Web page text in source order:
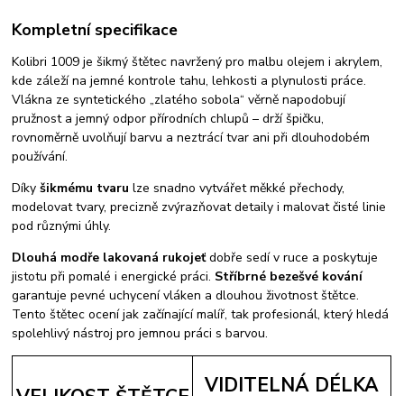
Kompletní specifikace
Kolibri 1009 je šikmý štětec navržený pro malbu olejem i akrylem,
kde záleží na jemné kontrole tahu, lehkosti a plynulosti práce.
Vlákna ze syntetického „zlatého sobola“ věrně napodobují
pružnost a jemný odpor přírodních chlupů – drží špičku,
rovnoměrně uvolňují barvu a neztrácí tvar ani při dlouhodobém
používání.
Díkyšikmému tvaru lze snadno vytvářet měkké přechody,
modelovat tvary, precizně zvýrazňovat detaily i malovat čisté linie
pod různými úhly.
Dlouhá modře lakovaná rukojeťdobře sedí v ruce a poskytuje
jistotu při pomalé i energické práci. Stříbrné bezešvé kování
garantuje pevné uchycení vláken a dlouhou životnost štětce.
Tento štětec ocení jak začínající malíř, tak profesionál, který hledá
spolehlivý nástroj pro jemnou práci s barvou.
VIDITELNÁ DÉLKA